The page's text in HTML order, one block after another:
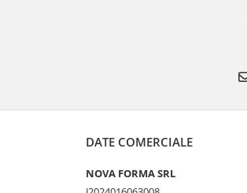
DATE COMERCIALE
NOVA FORMA SRL